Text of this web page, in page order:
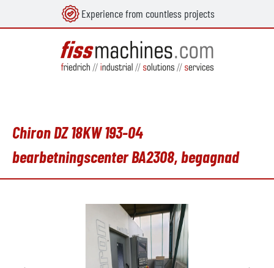
Experience from countless projects
Chiron DZ 18KW 193-04
bearbetningscenter BA2308, begagnad